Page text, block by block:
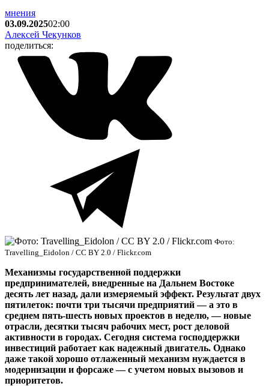
мнения
03.09.202502:00
Алексей Чекунков
поделиться:
Фото:
Travelling_Eidolon / CC BY 2.0 / Flickr.com
Механизмы государственной поддержки
предпринимателей, внедренные на Дальнем Востоке
десять лет назад, дали измеряемый эффект. Результат двух
пятилеток: почти три тысячи предприятий — а это в
среднем пять-шесть новых проектов в неделю, — новые
отрасли, десятки тысяч рабочих мест, рост деловой
активности в городах. Сегодня система господдержки
инвестиций работает как надежный двигатель. Однако
даже такой хорошо отлаженный механизм нуждается в
модернизации и форсаже — с учетом новых вызовов и
приоритетов.